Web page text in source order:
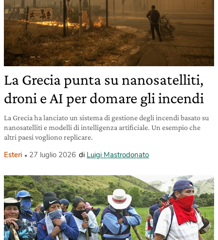
La Grecia punta su nanosatelliti,
droni e AI per domare gli incendi
La Grecia ha lanciato un sistema di gestione degli incendi basato su
nanosatelliti e modelli di intelligenza artificiale. Un esempio che
altri paesi vogliono replicare.
Esteri 27 luglio 2026 di Luigi Mastrodonato